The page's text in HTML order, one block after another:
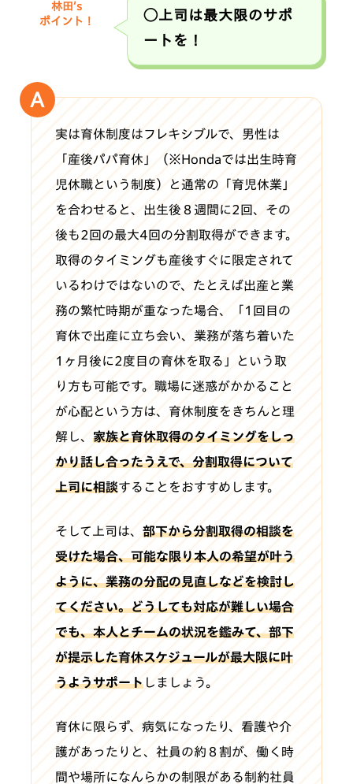
林田’s
ポイント！
◯上司は最大限のサポ
ートを！
実は育休制度はフレキシブルで、男性は
「産後パパ育休」（※Hondaでは出生時育
児休職という制度）と通常の「育児休業」
を合わせると、出生後８週間に2回、その
後も2回の最大4回の分割取得ができます。
取得のタイミングも産後すぐに限定されて
いるわけではないので、たとえば出産と業
務の繁忙時期が重なった場合、「1回目の
育休で出産に立ち会い、業務が落ち着いた
1ヶ月後に2度目の育休を取る」という取
り方も可能です。職場に迷惑がかかること
が心配という方は、育休制度をきちんと理
解し、 家族と育休取得のタイミングをしっ
かり話し合ったうえで、分割取得について
上司に相談することをおすすめします。
そして上司は、 部下から分割取得の相談を
受けた場合、可能な限り本人の希望が叶う
ように、業務の分配の見直しなどを検討し
てください。どうしても対応が難しい場合
でも、本人とチームの状況を鑑みて、部下
が提示した育休スケジュールが最大限に叶
うようサポートしましょう。
育休に限らず、病気になったり、看護や介
護があったりと、社員の約８割が、働く時
間や場所になんらかの制限がある制約社員